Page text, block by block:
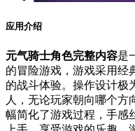
应用介绍
元气骑士角色完整内容是
的冒险游戏，游戏采用经
的战斗体验。操作设计极
人，无论玩家朝向哪个方
幅简化了游戏过程，手感